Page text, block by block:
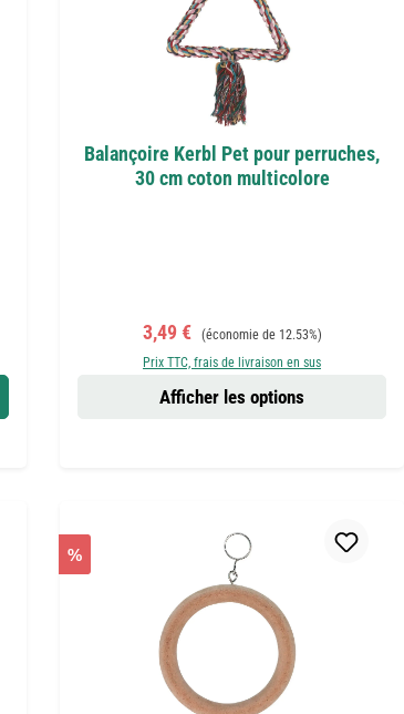
Balançoire Kerbl Pet pour perruches,
30 cm coton multicolore
Prix de vente :
3,49 € Prix régulier :
(économie de 12.53%)
Prix TTC, frais de livraison en sus
Afficher les options
%